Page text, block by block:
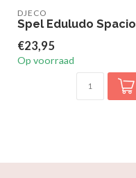
DJECO
Spel Eduludo Spacio
€23,95
Op voorraad